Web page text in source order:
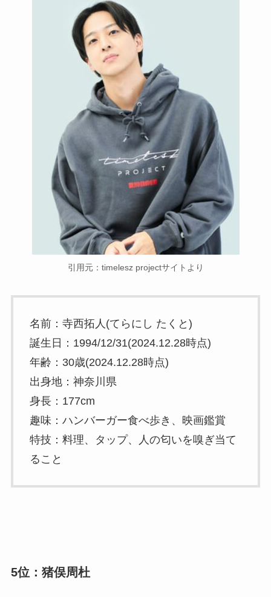
引用元：timelesz projectサイトより
名前：寺西拓人(てらにし たくと)
誕生日：1994/12/31(2024.12.28時点)
年齢：30歳(2024.12.28時点)
出身地：神奈川県
身長：177cm
趣味：ハンバーガー食べ歩き、映画鑑賞
特技：料理、タップ、人の匂いを嗅ぎ当て
ること
5位：猪俣周杜